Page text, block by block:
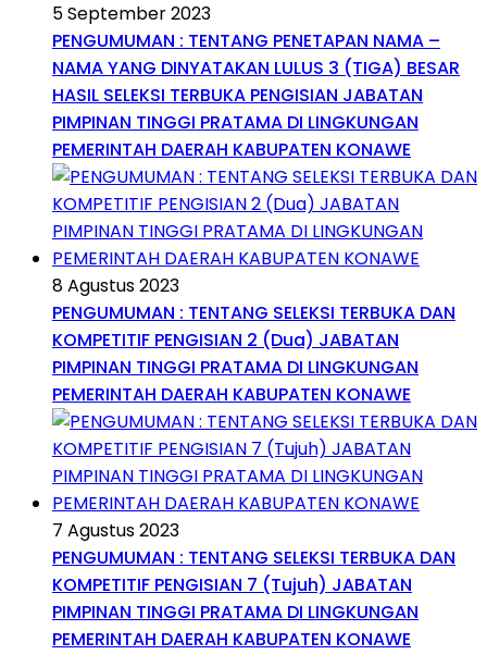
5 September 2023
PENGUMUMAN : TENTANG PENETAPAN NAMA –
NAMA YANG DINYATAKAN LULUS 3 (TIGA) BESAR
HASIL SELEKSI TERBUKA PENGISIAN JABATAN
PIMPINAN TINGGI PRATAMA DI LINGKUNGAN
PEMERINTAH DAERAH KABUPATEN KONAWE
8 Agustus 2023
PENGUMUMAN : TENTANG SELEKSI TERBUKA DAN
KOMPETITIF PENGISIAN 2 (Dua) JABATAN
PIMPINAN TINGGI PRATAMA DI LINGKUNGAN
PEMERINTAH DAERAH KABUPATEN KONAWE
7 Agustus 2023
PENGUMUMAN : TENTANG SELEKSI TERBUKA DAN
KOMPETITIF PENGISIAN 7 (Tujuh) JABATAN
PIMPINAN TINGGI PRATAMA DI LINGKUNGAN
PEMERINTAH DAERAH KABUPATEN KONAWE